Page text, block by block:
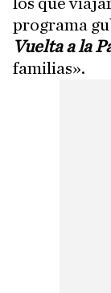
programa
Vuelta a la
familias».